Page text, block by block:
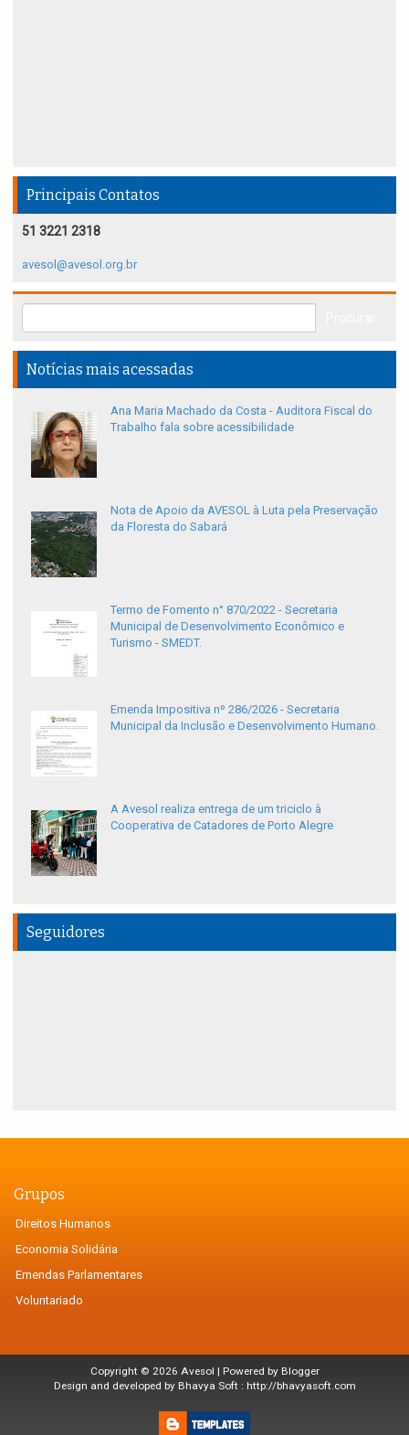
Principais Contatos
51 3221 2318
avesol@avesol.org.br
Notícias mais acessadas
Ana Maria Machado da Costa - Auditora Fiscal do
Trabalho fala sobre acessibilidade
Nota de Apoio da AVESOL à Luta pela Preservação
da Floresta do Sabará
Termo de Fomento n° 870/2022 - Secretaria
Municipal de Desenvolvimento Econômico e
Turismo - SMEDT.
Emenda Impositiva nº 286/2026 - Secretaria
Municipal da Inclusão e Desenvolvimento Humano.
A Avesol realiza entrega de um triciclo à
Cooperativa de Catadores de Porto Alegre
Seguidores
Grupos
Direitos Humanos
Economia Solidária
Emendas Parlamentares
Voluntariado
Copyright © 2026 Avesol | Powered by Blogger
Design and developed by Bhavya Soft : http://bhavyasoft.com